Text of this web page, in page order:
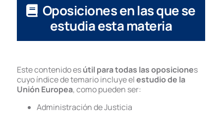
Oposiciones en las que se
estudia esta materia
Este contenido esútil para todas las oposiciones
cuyo índice de temario incluye elestudio de la
Unión Europea, como pueden ser:
Administración de Justicia